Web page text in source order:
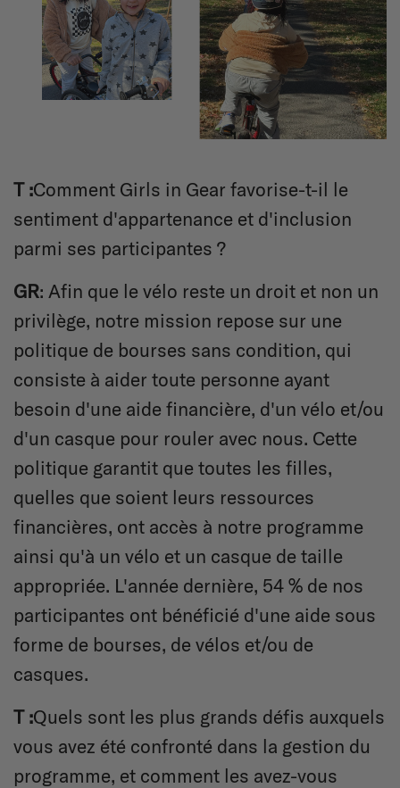
T :Comment Girls in Gear favorise-t-il le
sentiment d'appartenance et d'inclusion
parmi ses participantes ?
GR: Afin que le vélo reste un droit et non un
privilège, notre mission repose sur une
politique de bourses sans condition, qui
consiste à aider toute personne ayant
besoin d'une aide financière, d'un vélo et/ou
d'un casque pour rouler avec nous. Cette
politique garantit que toutes les filles,
quelles que soient leurs ressources
financières, ont accès à notre programme
ainsi qu'à un vélo et un casque de taille
appropriée. L'année dernière, 54 % de nos
participantes ont bénéficié d'une aide sous
forme de bourses, de vélos et/ou de
casques.
T :Quels sont les plus grands défis auxquels
vous avez été confronté dans la gestion du
programme, et comment les avez-vous